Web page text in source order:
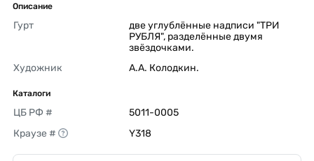
Описание
Гурт
две углублённые надписи "ТРИ
РУБЛЯ", разделённые двумя
звёздочками.
Художник
А.А. Колодкин.
Каталоги
ЦБ РФ #
5011-0005
Краузе #
Y318